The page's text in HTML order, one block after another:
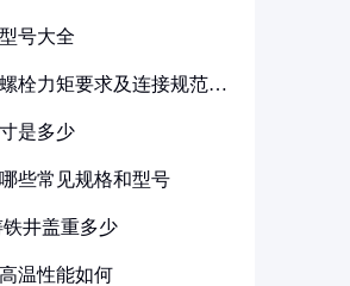
号大全
栓力矩要求及连接规范详
是多少
些常见规格和型号
井盖重多少
温性能如何